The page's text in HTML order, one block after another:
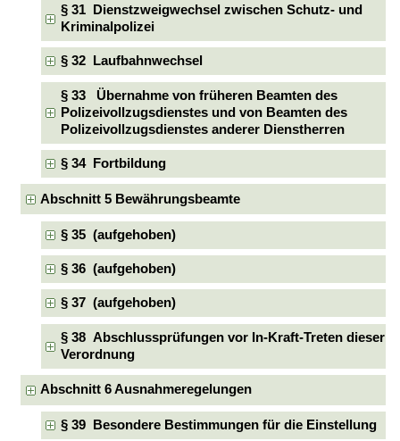
§ 31 Dienstzweigwechsel zwischen Schutz- und
Kriminalpolizei
§ 32 Laufbahnwechsel
§ 33 Übernahme von früheren Beamten des
Polizeivollzugsdienstes und von Beamten des
Polizeivollzugsdienstes anderer Dienstherren
§ 34 Fortbildung
Abschnitt 5 Bewährungsbeamte
§ 35 (aufgehoben)
§ 36 (aufgehoben)
§ 37 (aufgehoben)
§ 38 Abschlussprüfungen vor In-Kraft-Treten dieser
Verordnung
Abschnitt 6 Ausnahmeregelungen
§ 39 Besondere Bestimmungen für die Einstellung